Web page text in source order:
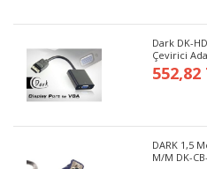
Dark DK-
Çevirici
552,82
DARK 1,5
M/M DK-